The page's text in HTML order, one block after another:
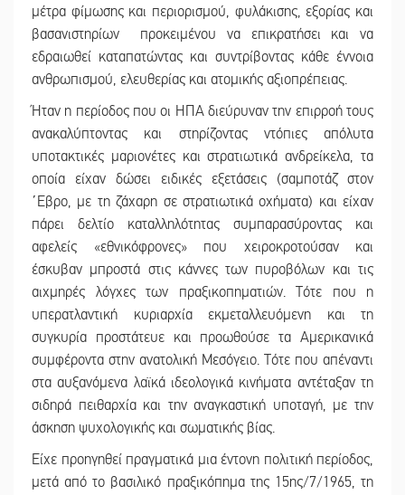
μέτρα φίμωσης και περιορισμού, φυλάκισης, εξορίας και
βασανιστηρίων προκειμένου να επικρατήσει και να
εδραιωθεί καταπατώντας και συντρίβοντας κάθε έννοια
ανθρωπισμού, ελευθερίας και ατομικής αξιοπρέπειας.
Ήταν η περίοδος που οι ΗΠΑ διεύρυναν την επιρροή τους
ανακαλύπτοντας και στηρίζοντας ντόπιες απόλυτα
υποτακτικές μαριονέτες και στρατιωτικά ανδρείκελα, τα
οποία είχαν δώσει ειδικές εξετάσεις (σαμποτάζ στον
΄Εβρο, με τη ζάχαρη σε στρατιωτικά οχήματα) και είχαν
πάρει δελτίο καταλληλότητας συμπαρασύροντας και
αφελείς «εθνικόφρονες» που χειροκροτούσαν και
έσκυβαν μπροστά στις κάννες των πυροβόλων και τις
αιχμηρές λόγχες των πραξικοπηματιών. Τότε που η
υπερατλαντική κυριαρχία εκμεταλλευόμενη και τη
συγκυρία προστάτευε και προωθούσε τα Αμερικανικά
συμφέροντα στην ανατολική Μεσόγειο. Τότε που απέναντι
στα αυξανόμενα λαϊκά ιδεολογικά κινήματα αντέταξαν τη
σιδηρά πειθαρχία και την αναγκαστική υποταγή, με την
άσκηση ψυχολογικής και σωματικής βίας.
Είχε προηγηθεί πραγματικά μια έντονη πολιτική περίοδος,
μετά από το βασιλικό πραξικόπημα της 15ης/7/1965, τη